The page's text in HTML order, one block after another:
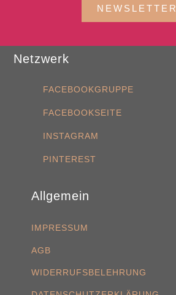
NEWSLETTER
Netzwerk
FACEBOOKGRUPPE
FACEBOOKSEITE
INSTAGRAM
PINTEREST
Allgemein
IMPRESSUM
AGB
WIDERRUFSBELEHRUNG